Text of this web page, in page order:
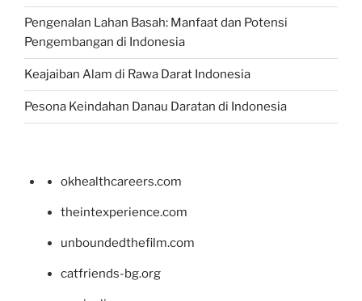
Pengenalan Lahan Basah: Manfaat dan Potensi
Pengembangan di Indonesia
Keajaiban Alam di Rawa Darat Indonesia
Pesona Keindahan Danau Daratan di Indonesia
okhealthcareers.com
theintexperience.com
unboundedthefilm.com
catfriends-bg.org